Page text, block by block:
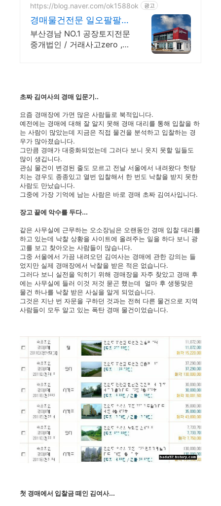
https://blog.naver.com/ok1588ok 광고
경매물건전문 일오팔팔부
동산 방문상담 환영합니
다
부산경남 NO.1 공장토지전문
중개법인 / 거래사고zero ,
초짜 김여사의 경매 입문기..
요즘 경매장에 가면 많은 사람들로 북적입니다.
예전에는 경매에 대해 잘 알지 못해 경매 대리를 통해 입찰을 하
는 사람이 많았는데 지금은 직접 물건을 분석하고 입찰하는 경
우가 많아졌습니다.
그만큼 경매가 대중화되었는데 그러다 보니 웃지 못할 일들도
많이 생깁니다.
관심 물건이 변경된 줄도 모르고 전날 서울에서 내려왔다 헛탕
치는 경우도 종종있고 열번 입찰해서 한 번도 낙찰을 받지 못한
사람도 만났습니다.
그중에 가장 기억에 남는 사람은 바로 경매 초짜 김여사입니다.
장고 끝에 악수를 두다...
같은 사무실에 근무하는 오소장님은 오랜동안 경매 입찰 대리를
하고 있는데 낙찰 상황을 사이트에 올려주는 일을 하다 보니 광
고를 보고 찾아오는 사람들이 많습니다.
그중 서울에서 가끔 내려오던 김여사는 경매에 관한 강의는 들
었지만 실제 경매장에서 낙찰을 받은 적은 없습니다.
그러다 보니 실전을 익히기 위해 경매장을 자주 찾았고 경매 후
에는 사무실에 들러 이것 저것 묻곤 했는데 얼마 후 생뚱맞은
물건 하나를 낙찰 받은 사실을 알게 되었습니다.
그것은 지난 번 자문을 구하던 것과는 전혀 다른 물건으로 지역
사람들이 모두 알고 있는 폭탄 경매 물건이었습니다.
첫 경매에서 입찰금 떼인 김여사...